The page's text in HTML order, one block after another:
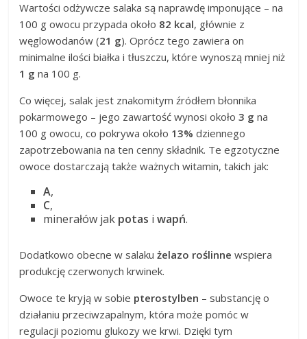
Wartości odżywcze salaka są naprawdę imponujące – na
100 g owocu przypada około 82 kcal, głównie z
węglowodanów (21 g). Oprócz tego zawiera on
minimalne ilości białka i tłuszczu, które wynoszą mniej niż
1 g na 100 g.
Co więcej, salak jest znakomitym źródłem błonnika
pokarmowego – jego zawartość wynosi około3 g na
100 g owocu, co pokrywa około 13% dziennego
zapotrzebowania na ten cenny składnik. Te egzotyczne
owoce dostarczają także ważnych witamin, takich jak:
A,
C,
minerałów jak potas iwapń.
Dodatkowo obecne w salakużelazo roślinne wspiera
produkcję czerwonych krwinek.
Owoce te kryją w sobie pterostylben – substancję o
działaniu przeciwzapalnym, która może pomóc w
regulacji poziomu glukozy we krwi. Dzięki tym